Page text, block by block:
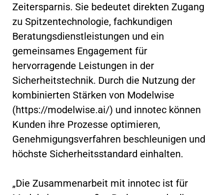
Zeitersparnis. Sie bedeutet direkten Zugang
zu Spitzentechnologie, fachkundigen
Beratungsdienstleistungen und ein
gemeinsames Engagement für
hervorragende Leistungen in der
Sicherheitstechnik. Durch die Nutzung der
kombinierten Stärken von Modelwise
(https://modelwise.ai/) und innotec können
Kunden ihre Prozesse optimieren,
Genehmigungsverfahren beschleunigen und
höchste Sicherheitsstandard einhalten.
„Die Zusammenarbeit mit innotec ist für